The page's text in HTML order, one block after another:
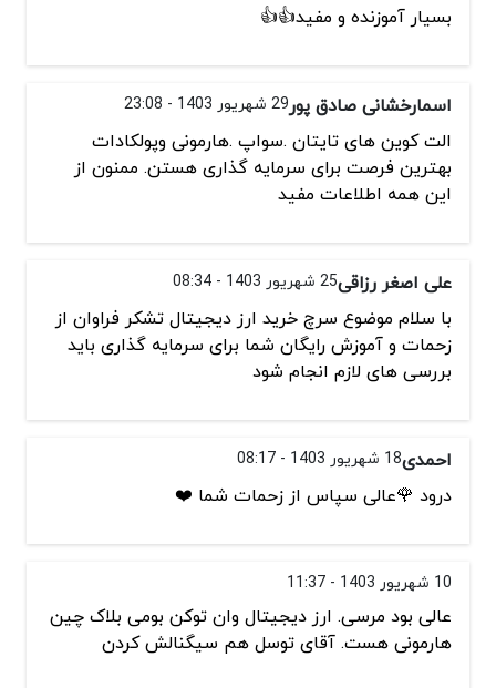
بسیار آموزنده و مفید👍👍
اسمارخشانی صادق پور29 شهریور 1403 - 23:08
الت کوین های تایتان .سواپ .هارمونی وپولکادات
بهترین فرصت برای سرمایه گذاری هستن. ممنون از
این همه اطلاعات مفید
علی اصغر رزاقی25 شهریور 1403 - 08:34
با سلام موضوع سرچ خرید ارز دیجیتال تشکر فراوان از
زحمات و آموزش رایگان شما برای سرمایه گذاری باید
بررسی های لازم انجام شود
احمدی18 شهریور 1403 - 08:17
درود 🌹عالی سپاس از زحمات شما ❤️
10 شهریور 1403 - 11:37
عالی بود مرسی. ارز دیجیتال وان توکن بومی بلاک چین
هارمونی هست. آقای توسل هم سیگنالش کردن